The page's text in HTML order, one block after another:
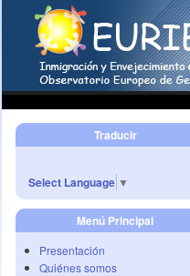
Traducir
Select Language ▼
Menú Principal
Presentación
Quiénes somos